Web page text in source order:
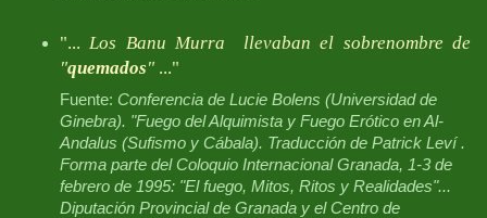
"...Los Banu Murra llevaban el sobrenombre de
"quemados" ..."
Fuente: Conferencia de Lucie Bolens (Universidad de
Ginebra). "Fuego del Alquimista y Fuego Erótico en Al-
Andalus (Sufismo y Cábala). Traducción de Patrick Leví .
Forma parte del Coloquio Internacional Granada, 1-3 de
febrero de 1995: "El fuego, Mitos, Ritos y Realidades"...
Diputación Provincial de Granada y el Centro de